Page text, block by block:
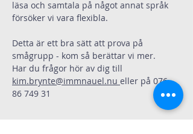
läsa och samtala på något annat språk
försöker vi vara flexibla.
Detta är ett bra sätt att prova på
smågrupp - kom så berättar vi mer.
Har du frågor hör av dig till
kim.brynte@immnauel.nu eller på 076-
86 749 31